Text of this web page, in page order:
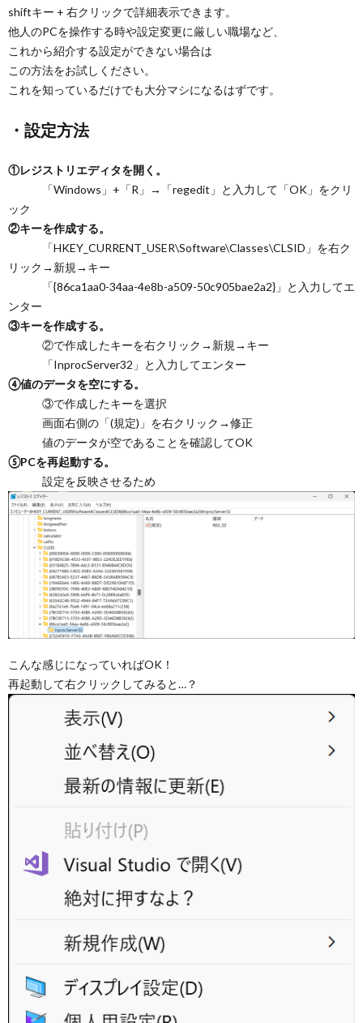
shiftキー + 右クリックで詳細表示できます。
他人のPCを操作する時や設定変更に厳しい職場など、
これから紹介する設定ができない場合は
この方法をお試しください。
これを知っているだけでも大分マシになるはずです。
・設定方法
①レジストリエディタを開く。
「Windows」+「R」→「regedit」と入力して「OK」をクリ
ック
②キーを作成する。
「HKEY_CURRENT_USER\Software\Classes\CLSID」を右ク
リック→新規→キー
「{86ca1aa0-34aa-4e8b-a509-50c905bae2a2}」と入力してエ
ンター
③キーを作成する。
②で作成したキーを右クリック→新規→キー
「InprocServer32」と入力してエンター
④値のデータを空にする。
③で作成したキーを選択
画面右側の「(規定)」を右クリック→修正
値のデータが空であることを確認してOK
⑤PCを再起動する。
設定を反映させるため
こんな感じになっていればOK！
再起動して右クリックしてみると…？